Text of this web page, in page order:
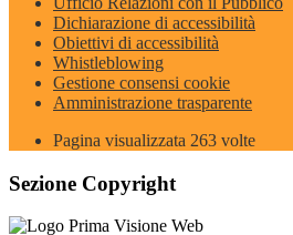
Dichiarazione di accessibilità
Obiettivi di accessibilità
Whistleblowing
Gestione consensi cookie
Amministrazione trasparente
Pagina visualizzata 263 volte
Sezione Copyright